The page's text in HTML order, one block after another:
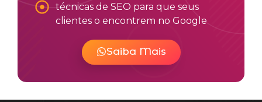
técnicas de SEO para que seus
clientes o encontrem no Google
Saiba Mais